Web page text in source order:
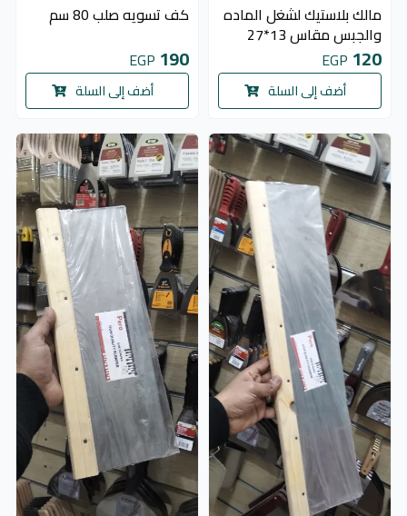
مالك بلاستيك لشغل الماده
والجبس مقاس 13*27
120
EGP
أضف إلى السلة
كف تسويه صلب 80 سم
190
EGP
أضف إلى السلة